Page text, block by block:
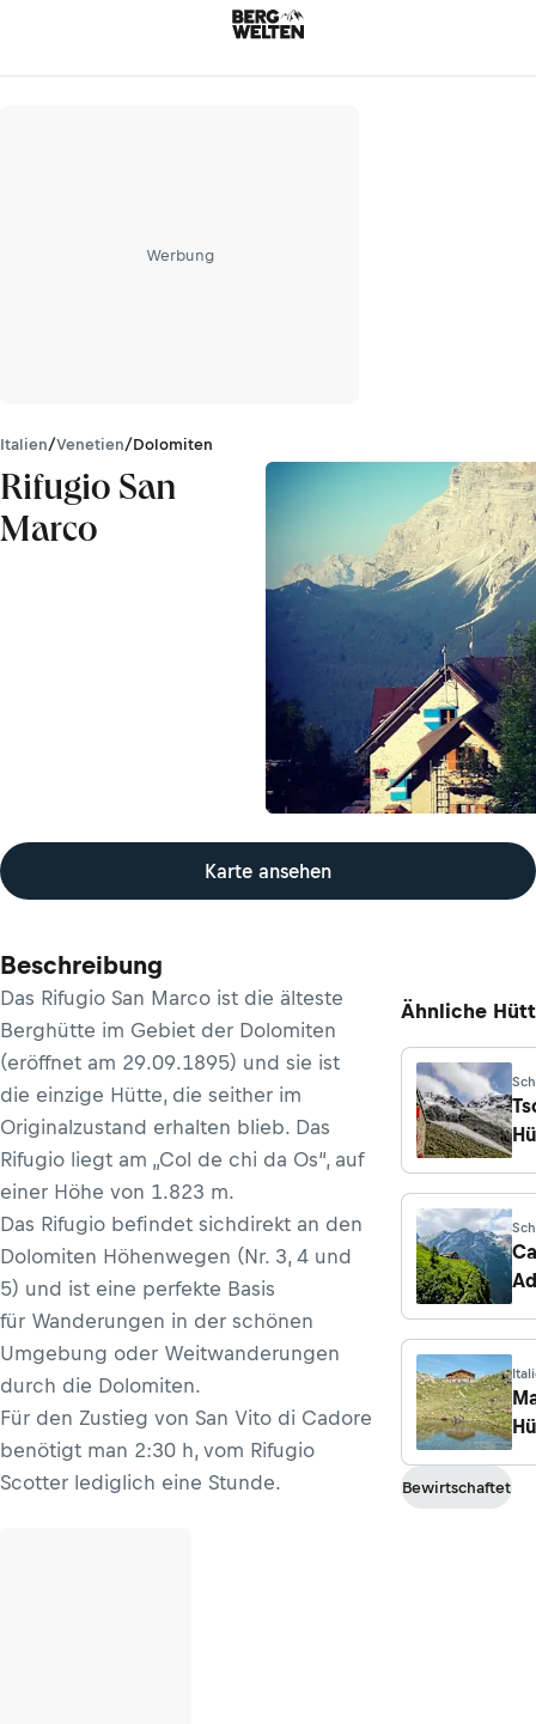
Werbung
Italien/Venetien/Dolomiten
Rifugio San
Marco
Karte ansehen
Beschreibung
Das Rifugio San Marco ist die älteste
Berghütte im Gebiet der Dolomiten
(eröffnet am 29.09.1895) und sie ist
die einzige Hütte, die seither im
Originalzustand erhalten blieb. Das
Rifugio liegt am „Col de chi da Os“, auf
einer Höhe von 1.823 m.
Das Rifugio befindet sichdirekt an den
Dolomiten Höhenwegen (Nr. 3, 4 und
5) und ist eine perfekte Basis
für Wanderungen in der schönen
Umgebung oder Weitwanderungen
durch die Dolomiten.
Für den Zustieg von San Vito di Cadore
benötigt man 2:30 h, vom Rifugio
Scotter lediglich eine Stunde.
Ähnliche
Bewirtschaftet